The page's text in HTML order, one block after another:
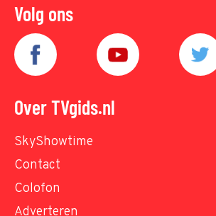
Volg ons
Over TVgids.nl
SkyShowtime
Contact
Colofon
Adverteren